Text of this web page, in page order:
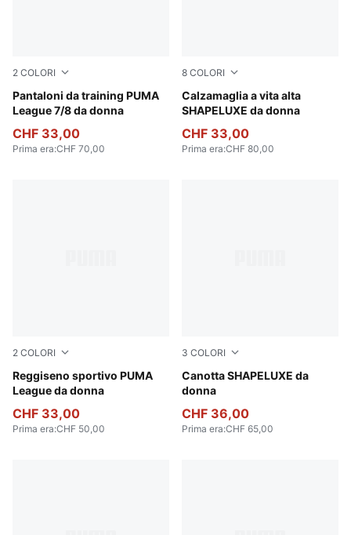
2 COLORI
Pantaloni da training PUMA
League 7/8 da donna
PUMA Black-Flat Medium Gray
CHF 33,00
Prima era:CHF 70,00
8 COLORI
Calzamaglia a vita alta
SHAPELUXE da donna
Sandstone
CHF 33,00
Prima era:CHF 80,00
2 COLORI
Reggiseno sportivo PUMA
League da donna
PUMA Black-Flat Medium Gray
CHF 33,00
Prima era:CHF 50,00
3 COLORI
Canotta SHAPELUXE da
donna
Baltic Sea Blue
CHF 36,00
Prima era:CHF 65,00